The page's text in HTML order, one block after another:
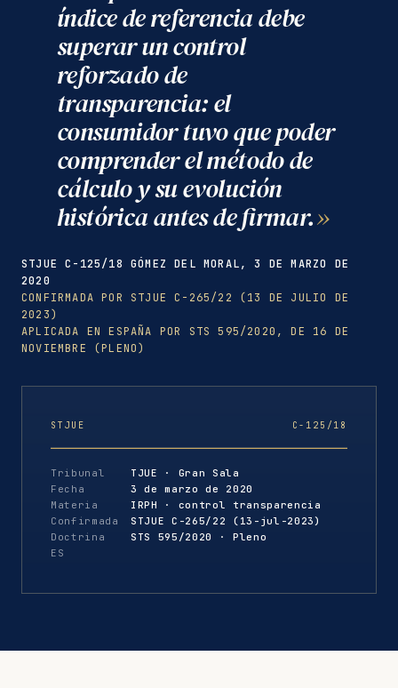
índice de referencia debe
superar un control
reforzado de
transparencia: el
consumidor tuvo que poder
comprender el método de
cálculo y su evolución
histórica antes de firmar.
STJUE C-125/18 GÓMEZ DEL MORAL, 3 DE MARZO DE
2020
CONFIRMADA POR STJUE C-265/22 (13 DE JULIO DE
2023)
APLICADA EN ESPAÑA POR STS 595/2020, DE 16 DE
NOVIEMBRE (PLENO)
STJUE C-125/18
Tribunal
TJUE · Gran Sala
Fecha
3 de marzo de 2020
Materia
IRPH · control transparencia
Confirmada
STJUE C-265/22 (13-jul-2023)
Doctrina
ES
STS 595/2020 · Pleno